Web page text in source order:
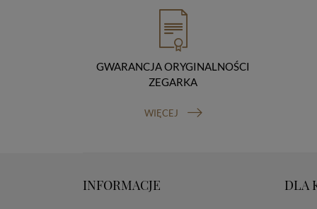
GWARANCJA ORYGINALNOŚCI
ZEGARKA
WIĘCEJ
INFORMACJE DLA